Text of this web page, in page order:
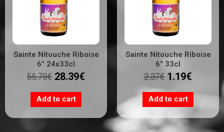
Sainte Nitouche Riboise
6° 24x33cl
56.79€ 28.39€
Add to cart
Sainte Nitouche Riboise
6° 33cl
2.37€ 1.19€
Add to cart